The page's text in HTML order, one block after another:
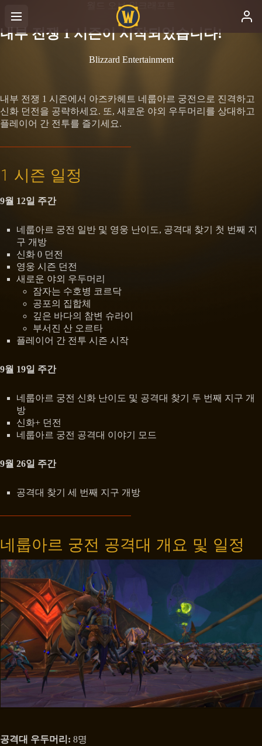
월드 오브 워크래프트
내부 전쟁 1 시즌이 시작되었습니다!
Blizzard Entertainment
내부 전쟁 1 시즌에서 아즈카헤트 네룹아르 궁전으로 진격하고
신화 던전을 공략하세요. 또, 새로운 야외 우두머리를 상대하고
플레이어 간 전투를 즐기세요.
1 시즌 일정
9월 12일 주간
네룹아르 궁전 일반 및 영웅 난이도, 공격대 찾기 첫 번째 지
구 개방
신화 0 던전
영웅 시즌 던전
새로운 야외 우두머리
잠자는 수호병 코르닥
공포의 집합체
깊은 바다의 참변 슈라이
부서진 산 오르타
플레이어 간 전투 시즌 시작
9월 19일 주간
네룹아르 궁전 신화 난이도 및 공격대 찾기 두 번째 지구 개
방
신화+ 던전
네룹아르 궁전 공격대 이야기 모드
9월 26일 주간
공격대 찾기 세 번째 지구 개방
네룹아르 궁전 공격대 개요 및 일정
공격대 우두머리: 8명